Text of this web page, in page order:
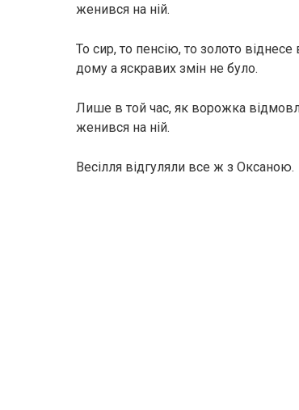
женився на ній.
То сир, то пенсію, то золото
дому а яскравих змін не було.
Лише в той час, як ворожка
женився на ній.
Весілля відгуляли все ж з Оксаною.